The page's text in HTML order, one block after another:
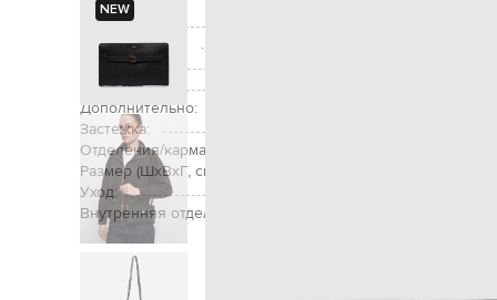
NEW
Состав:
Производство:
Цвет:
Декор:
Дополнительно:
Застежка:
Отделения/карманы (внутренние):
Размер (ШхВхГ, см):
Уход:
Внутренняя отделка: